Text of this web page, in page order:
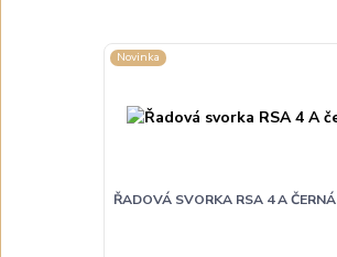
Novinka
ŘADOVÁ SVORKA RSA 4 A ČERNÁ